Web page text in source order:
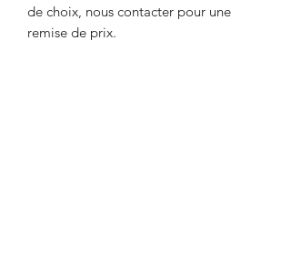
de choix, nous contacter pour une
remise de prix.